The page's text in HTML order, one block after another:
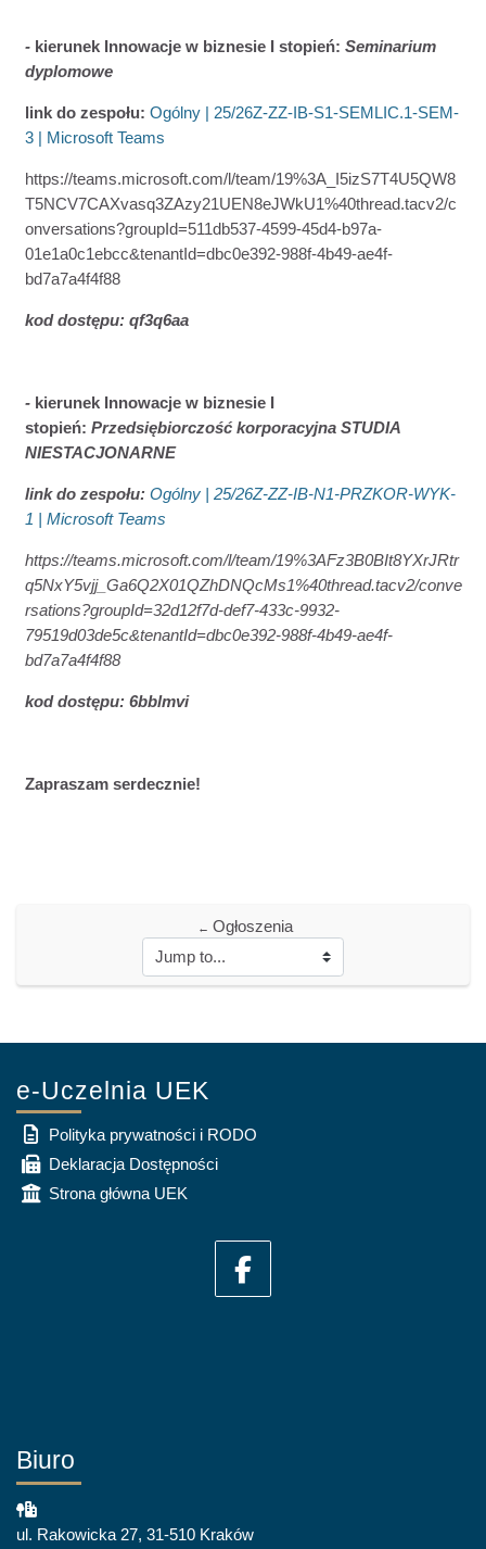
- kierunek Innowacje w biznesie I stopień: Seminarium
dyplomowe
link do zespołu: Ogólny | 25/26Z-ZZ-IB-S1-SEMLIC.1-SEM-
3 | Microsoft Teams
https://teams.microsoft.com/l/team/19%3A_I5izS7T4U5QW8
T5NCV7CAXvasq3ZAzy21UEN8eJWkU1%40thread.tacv2/c
onversations?groupId=511db537-4599-45d4-b97a-
01e1a0c1ebcc&tenantId=dbc0e392-988f-4b49-ae4f-
bd7a7a4f4f88
kod dostępu: qf3q6aa
- kierunek Innowacje w biznesie I
stopień: Przedsiębiorczość korporacyjna STUDIA
NIESTACJONARNE
link do zespołu: Ogólny | 25/26Z-ZZ-IB-N1-PRZKOR-WYK-
1 | Microsoft Teams
https://teams.microsoft.com/l/team/19%3AFz3B0BIt8YXrJRtr
q5NxY5vjj_Ga6Q2X01QZhDNQcMs1%40thread.tacv2/conve
rsations?groupId=32d12f7d-def7-433c-9932-
79519d03de5c&tenantId=dbc0e392-988f-4b49-ae4f-
bd7a7a4f4f88
kod dostępu: 6bblmvi
Zapraszam serdecznie!
← Ogłoszenia
e-Uczelnia UEK
Polityka prywatności i RODO
Deklaracja Dostępności
Strona główna UEK
Biuro
ul. Rakowicka 27, 31-510 Kraków